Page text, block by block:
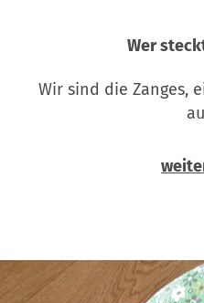
Wer
Wir sind die Zanges,